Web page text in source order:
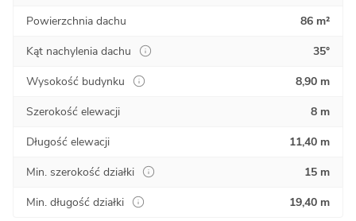
Powierzchnia dachu
86 m²
Kąt nachylenia dachu
35°
Wysokość budynku
8,90 m
Szerokość elewacji
8 m
Długość elewacji
11,40 m
Min. szerokość działki
15 m
Min. długość działki
19,40 m